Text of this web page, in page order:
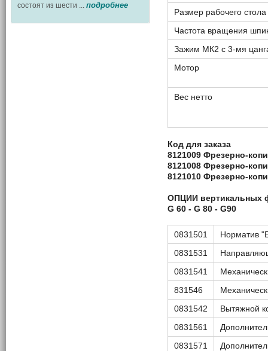
состоят из шести ... подробнее
Размер рабочего стола
Частота вращения
Зажим МК2 с 3-мя
Мотор
Вес нетто
Код для заказа
8121009 Фрезерно-
8121008 Фрезерно-
8121010 Фрезерно-
ОПЦИИ вертикальных
G 60 - G 80 - G90
0831501
Норматив
0831531
0831541
831546
0831542
Вытяжной
0831561
0831571